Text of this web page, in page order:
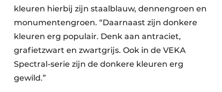
kleuren hierbij zijn staalblauw, dennengroen en
monumentengroen. “Daarnaast zijn donkere
kleuren erg populair. Denk aan antraciet,
grafietzwart en zwartgrijs. Ook in de VEKA
Spectral-serie zijn de donkere kleuren erg
gewild.”